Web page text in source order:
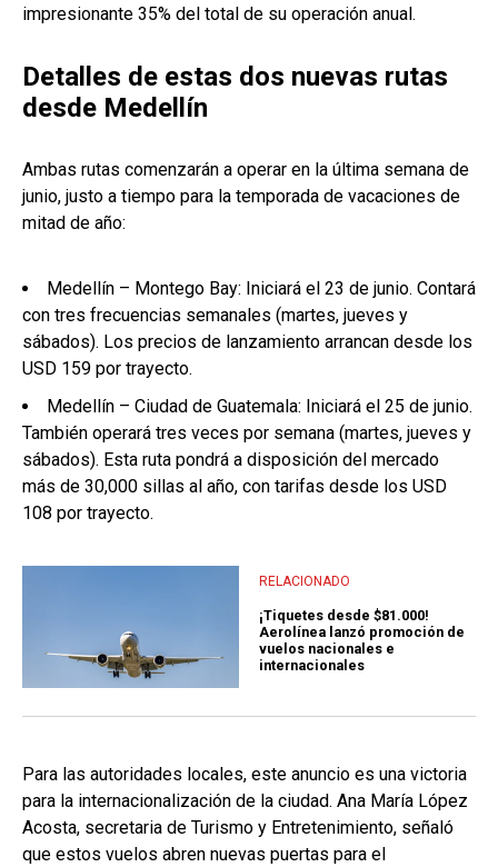
impresionante 35% del total de su operación anual.
Detalles de estas dos nuevas rutas
desde Medellín
Ambas rutas comenzarán a operar en la última semana de
junio, justo a tiempo para la temporada de vacaciones de
mitad de año:
Medellín – Montego Bay: Iniciará el 23 de junio. Contará
con tres frecuencias semanales (martes, jueves y
sábados). Los precios de lanzamiento arrancan desde los
USD 159 por trayecto.
Medellín – Ciudad de Guatemala: Iniciará el 25 de junio.
También operará tres veces por semana (martes, jueves y
sábados). Esta ruta pondrá a disposición del mercado
más de 30,000 sillas al año, con tarifas desde los USD
108 por trayecto.
RELACIONADO
¡Tiquetes desde $81.000!
Aerolínea lanzó promoción de
vuelos nacionales e
internacionales
Para las autoridades locales, este anuncio es una victoria
para la internacionalización de la ciudad. Ana María López
Acosta, secretaria de Turismo y Entretenimiento, señaló
que estos vuelos abren nuevas puertas para el